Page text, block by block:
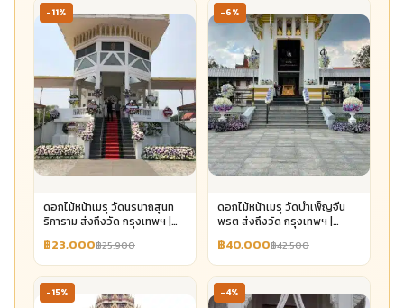
-11%
ดอกไม้หน้าเมรุ วัดนรนาถสุนท
ริการาม ส่งถึงวัด กรุงเทพฯ |
฿23,000฿25,900
-6%
ดอกไม้หน้าเมรุ วัดบำเพ็ญจีน
พรต ส่งถึงวัด กรุงเทพฯ |
฿40,000฿42,500
-15% -4%